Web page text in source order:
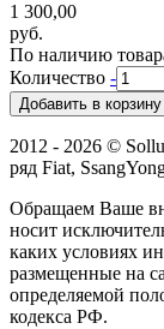
1 300,00
руб.
По наличию
Количество -
2012 - 2026 ©
ряд Fiat,
Обращаем Ваше
носит
каких условиях
размещенные на
определяемой
кодекса РФ.